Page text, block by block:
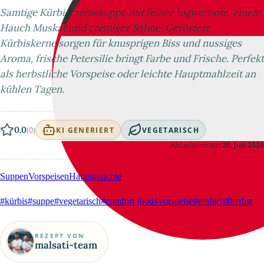
Samtige Kürbiscremesuppe mit feiner Ingwernote, einem
Hauch Muskat und cremiger Sahne. Geröstete
Kürbiskerne sorgen für knusprigen Biss und nussiges
Aroma, frische Petersilie bringt Farbe und Frische. Perfekt
als herbstliche Vorspeise oder leichte Hauptmahlzeit an
kühlen Tagen.
0.0(0) KI GENERIERT VEGETARISCH
Aktualisiert am 20. Juli 2026
SuppenVorspeisenHauptgerichte
#kürbis#suppe#vegetarisch#comfort food#vorspeise#einfach#herbst
REZEPT VON
malsati-team